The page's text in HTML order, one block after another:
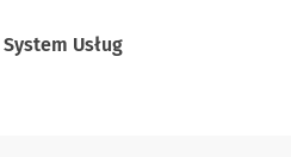
System Usług